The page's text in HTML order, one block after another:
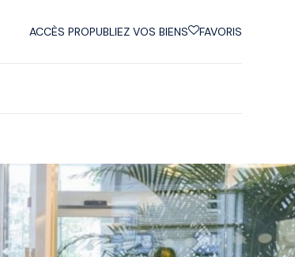
ACCÈS PROPUBLIEZ VOS BIENS FAVORIS